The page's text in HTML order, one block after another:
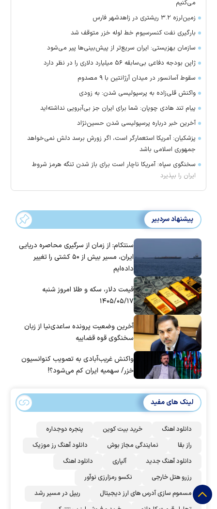
می‌کنیم
زمین‌لرزه ۳.۲ ریشتری در زاهدشهر فارس
بارگیری نفت کنسرسیوم خط لوله خزر متوقف شد
سازمان بهزیستی: ایران سریع‌تر از پیش‌بینی‌ها پیر می‌شود
ژاپن بودجه دفاعی بی‌سابقه ۵۶ میلیارد دلاری را در نظر دارد
سقوط آسانسور در میدان آرژانتین با ۹ مصدوم
واکنش قلی‌زاده به پرسپولیسی شدن: به زودی
پیام تند هادی چوپان: شما برای ایران جز بی‌آبرویی نداشته‌اید
آخرین خبر درباره پرسپولیسی شدن حسین‌نژاد
پزشکیان: آمریکا استعمارگر است، اگر زورش برسد دلش نمی‌خواهد
جمهوری اسلامی باشد
سخنگوی سپاه: آمریکا ناچار است برای باز شدن تنگه هرمز شروط
ایران را بپذیرد
پیشنهاد سردبیر
سنتکام: از زمان از سرگیری محاصره دریایی
ایران، مسیر بیش از ۵۰ کشتی را تغییر
داده‌ایم
قیمت دلار، سکه و طلا امروز شنبه
۱۴۰۵/۰۵/۱۷
آخرین وضعیت پرونده ساعدی‌نیا از زبان
سخنگوی قوه قضاییه
واکنش غریب‌آبادی به تصویب کنوانسیون
خزر/ سهمیه ایران کم می‌شود؟!
لینک های مفید
دانلود اهنگ خرید بیت کوین
پنجره دوجداره
راز بقا
نمایندگی مجاز بوش
دانلود آهنگ رز‌ موزیک
دانلود آهنگ جدید
آلپاری
دانلود اهنگ
رزرو هتل خارجی
نکسو رمزارزی نوآور
مسموم سازی آدرس های ارز دیجیتال
ریپل در مسیر رشد